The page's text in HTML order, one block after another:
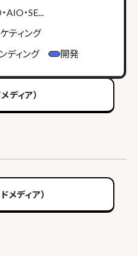
AIO・SE...
ティング
ディング
開発
Model
ィア）
ディア）